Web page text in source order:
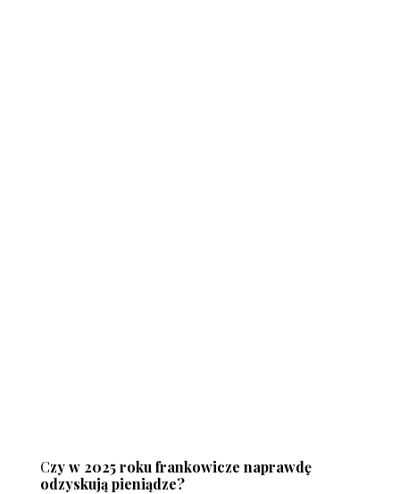
Czy w 2025 roku frankowicze naprawdę
odzyskują pieniądze?